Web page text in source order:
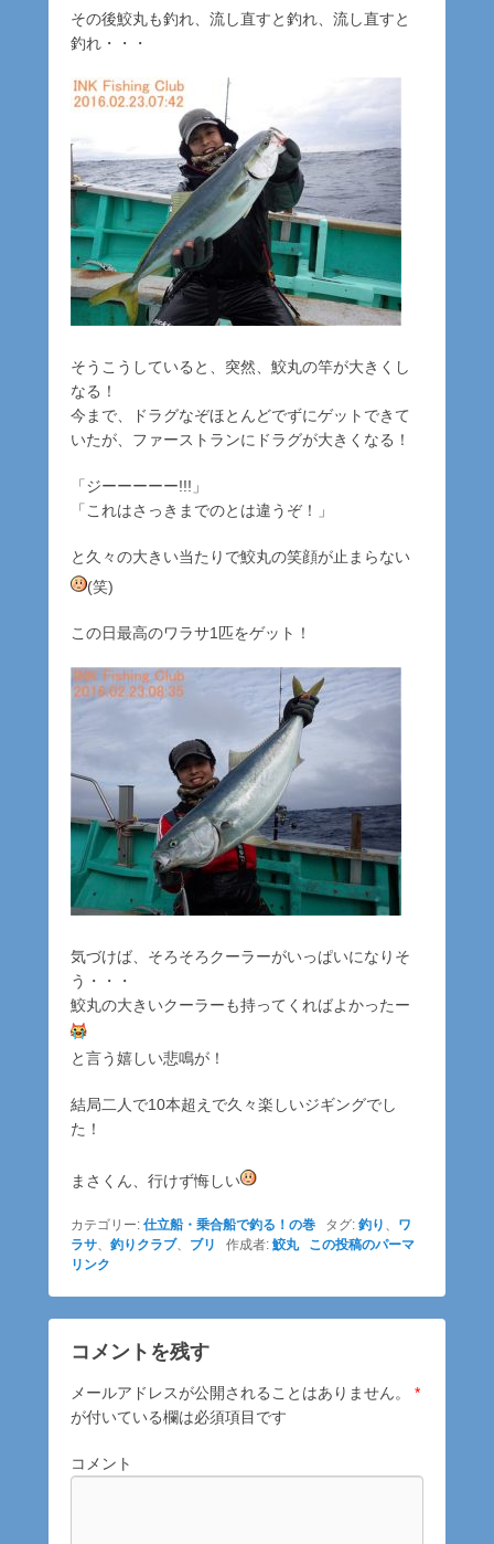
その後鮫丸も釣れ、流し直すと釣れ、流し直すと
釣れ・・・
そうこうしていると、突然、鮫丸の竿が大きくし
なる！
今まで、ドラグなぞほとんどでずにゲットできて
いたが、ファーストランにドラグが大きくなる！
「ジーーーーー!!!」
「これはさっきまでのとは違うぞ！」
と久々の大きい当たりで鮫丸の笑顔が止まらない
(笑)
この日最高のワラサ1匹をゲット！
気づけば、そろそろクーラーがいっぱいになりそ
う・・・
鮫丸の大きいクーラーも持ってくればよかったー
と言う嬉しい悲鳴が！
結局二人で10本超えで久々楽しいジギングでし
た！
まさくん、行けず悔しい
カテゴリー: 仕立船・乗合船で釣る！の巻 タグ: 釣り 、 ワ
ラサ、 釣りクラブ、 ブリ 作成者: 鮫丸
この投稿のパーマ
リンク
コメントを残す
メールアドレスが公開されることはありません。
*
が付いている欄は必須項目です
コメント